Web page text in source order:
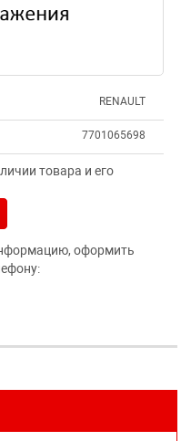
RENAULT
7701065698
товара и его
оформить